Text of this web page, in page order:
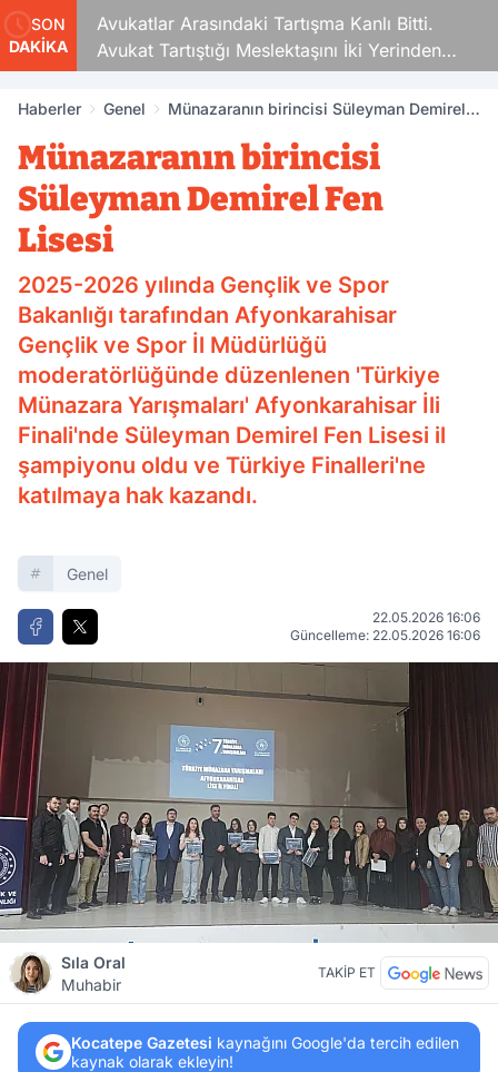
SON
DAKİKA
Avukatlar Arasındaki Tartışma Kanlı Bitti.
Avukat Tartıştığı Meslektaşını İki Yerinden
Vurdu
Haberler Genel
Münazaranın birincisi Süleyman Demirel
Münazaranın birincisi
Süleyman Demirel Fen
Lisesi
2025-2026 yılında Gençlik ve Spor
Bakanlığı tarafından Afyonkarahisar
Gençlik ve Spor İl Müdürlüğü
moderatörlüğünde düzenlenen 'Türkiye
Münazara Yarışmaları' Afyonkarahisar İli
Finali'nde Süleyman Demirel Fen Lisesi il
şampiyonu oldu ve Türkiye Finalleri'ne
katılmaya hak kazandı.
Genel
22.05.2026 16:06
Güncelleme: 22.05.2026 16:06
Sıla Oral
Muhabir
TAKİP ET
Kocatepe Gazetesi kaynağını Google'da tercih edilen
kaynak olarak ekleyin!